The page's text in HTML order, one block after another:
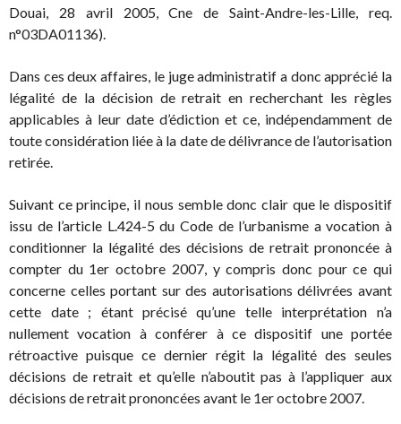
Douai, 28 avril 2005, Cne de Saint-Andre-les-Lille, req.
n°03DA01136).
Dans ces deux affaires, le juge administratif a donc apprécié la
légalité de la décision de retrait en recherchant les règles
applicables à leur date d’édiction et ce, indépendamment de
toute considération liée à la date de délivrance de l’autorisation
retirée.
Suivant ce principe, il nous semble donc clair que le dispositif
issu de l’article L.424-5 du Code de l’urbanisme a vocation à
conditionner la légalité des décisions de retrait prononcée à
compter du 1er octobre 2007, y compris donc pour ce qui
concerne celles portant sur des autorisations délivrées avant
cette date ; étant précisé qu’une telle interprétation n’a
nullement vocation à conférer à ce dispositif une portée
rétroactive puisque ce dernier régit la légalité des seules
décisions de retrait et qu’elle n’aboutit pas à l’appliquer aux
décisions de retrait prononcées avant le 1er octobre 2007.